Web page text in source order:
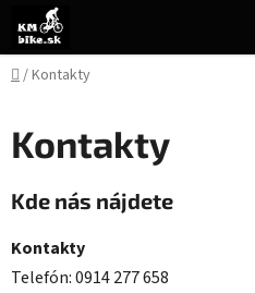
obsah
Domov
/Kontakty
Kontakty
Kde nás nájdete
Kontakty
Telefón: 0914 277 658